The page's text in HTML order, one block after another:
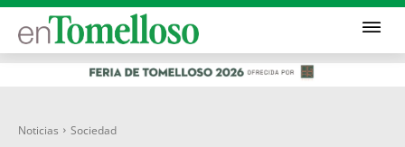
Noticias Sociedad